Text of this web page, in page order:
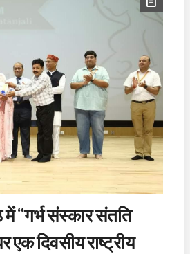
में “गर्भ संस्कार संतति
एक दिवसीय राष्ट्रीय